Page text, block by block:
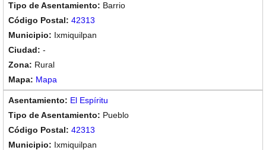
Barrio
42313
Ixmiquilpan
-
Rural
Mapa
El Espíritu
Pueblo
42313
Ixmiquilpan